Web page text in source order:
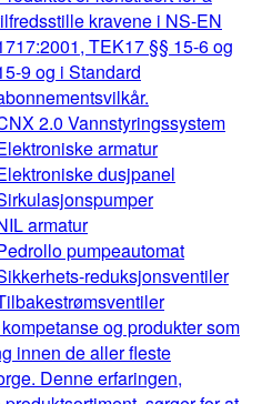
kravene i NS-EN
TEK17 §§ 15-6 og
9 og i Standard
2.0 Vannstyringssystem
armatur
dusjpanel
armatur
pumpeautomat
reduksjonsventiler
og produkter som
innen de aller fleste
Denne erfaringen,